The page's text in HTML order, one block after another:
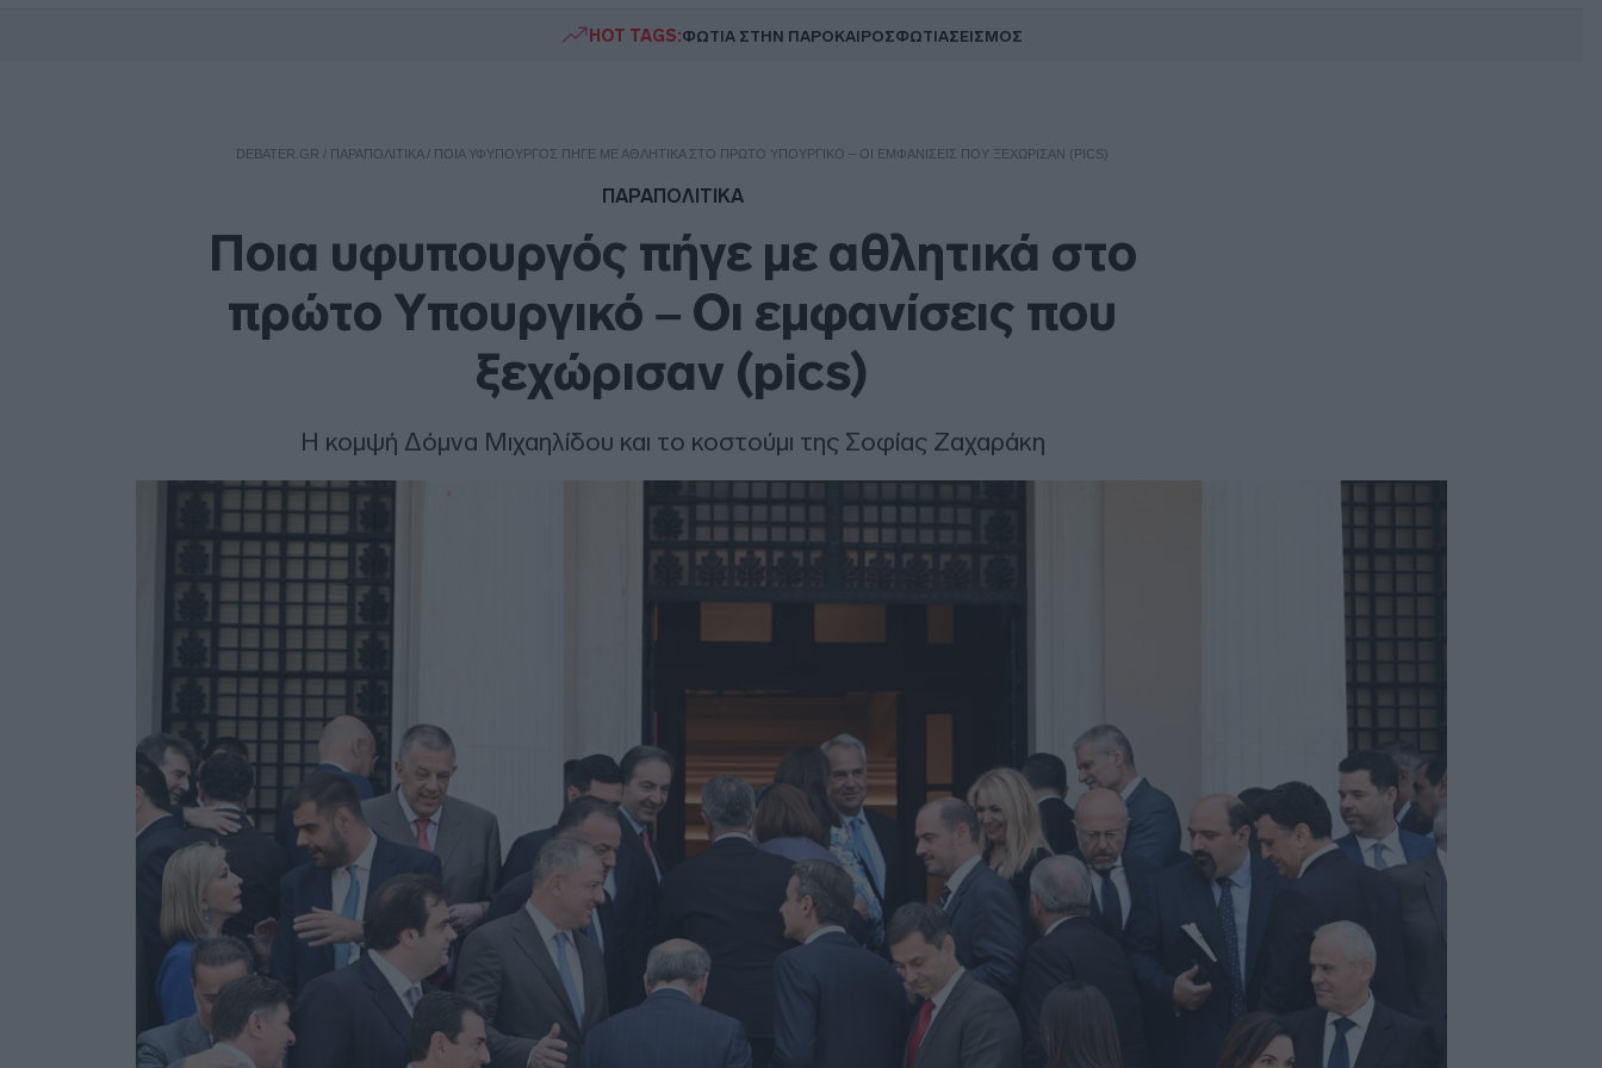
HOT TAGS:ΦΩΤΙΑ ΣΤΗΝ ΠΑΡΟΚΑΙΡΟΣΦΩΤΙΑΣΕΙΣΜΟΣ
DEBATER.GR / ΠΑΡΑΠΟΛΙΤΙΚΑ/ ΠΟΙΑ ΥΦΥΠΟΥΡΓΌΣ ΠΉΓΕ ΜΕ ΑΘΛΗΤΙΚΆ ΣΤΟ ΠΡΏΤΟ YΠΟΥΡΓΙΚΌ – ΟΙ ΕΜΦΑΝΊΣΕΙΣ ΠΟΥ ΞΕΧΏΡΙΣΑΝ (PICS)
ΠΑΡΑΠΟΛΙΤΙΚΑ
Ποια υφυπουργός πήγε με αθλητικά στο
πρώτο Yπουργικό – Οι εμφανίσεις που
ξεχώρισαν (pics)
Η κομψή Δόμνα Μιχαηλίδου και το κοστούμι της Σοφίας Ζαχαράκη